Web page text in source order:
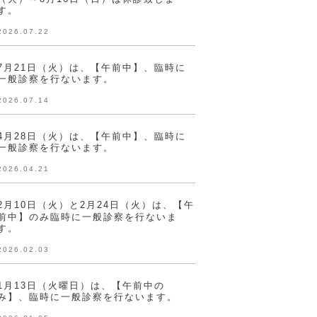
。
月21日（火）は、【午前中】、臨時に
般診察を行ないます。
月28日（火）は、【午前中】、臨時に
般診察を行ないます。
月10日（火）と2月24日（火）は、【午
中】のみ臨時に一般診察を行ないま
。
月13日（火曜日）は、【午前中の
】、臨時に一般診察を行ないます。